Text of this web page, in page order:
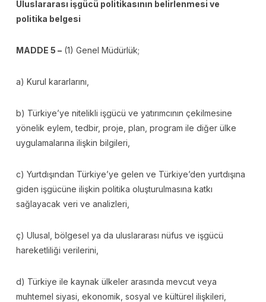
Uluslararası işgücü politikasının belirlenmesi ve
politika belgesi
MADDE 5 –(1) Genel Müdürlük;
a) Kurul kararlarını,
b) Türkiye’ye nitelikli işgücü ve yatırımcının çekilmesine
yönelik eylem, tedbir, proje, plan, program ile diğer ülke
uygulamalarına ilişkin bilgileri,
c) Yurtdışından Türkiye’ye gelen ve Türkiye’den yurtdışına
giden işgücüne ilişkin politika oluşturulmasına katkı
sağlayacak veri ve analizleri,
ç) Ulusal, bölgesel ya da uluslararası nüfus ve işgücü
hareketliliği verilerini,
d) Türkiye ile kaynak ülkeler arasında mevcut veya
muhtemel siyasi, ekonomik, sosyal ve kültürel ilişkileri,